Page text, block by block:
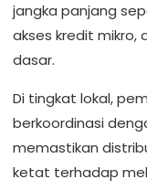
jangka panjang
akses kredit mikro,
dasar.
Di tingkat lokal,
berkoordinasi
memastikan
ketat terhadap